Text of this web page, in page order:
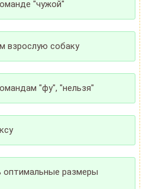
"чужой"
взрослую собаку
"фу", "нельзя"
размеры